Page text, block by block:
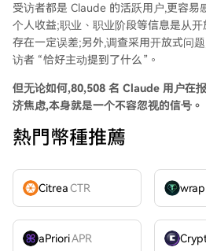
受访者都是 Claude 的活跃用户,更容易
个人收益;职业、职业阶段等信息是从开
存在一定误差;另外,调查采用开放式问
访者 “恰好主动提到了什么”。
但无论如何,80,508 名 Claude 用户在
济焦虑,本身就是一个不容忽视的信号。
熱門幣種推薦
CitreaCTR
aPrioriAPR